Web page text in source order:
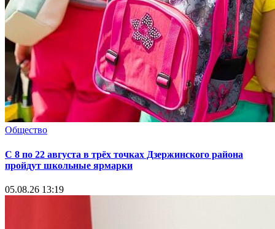
Общество
С 8 по 22 августа в трёх точках Дзержинского района
пройдут школьные ярмарки
05.08.26 13:19